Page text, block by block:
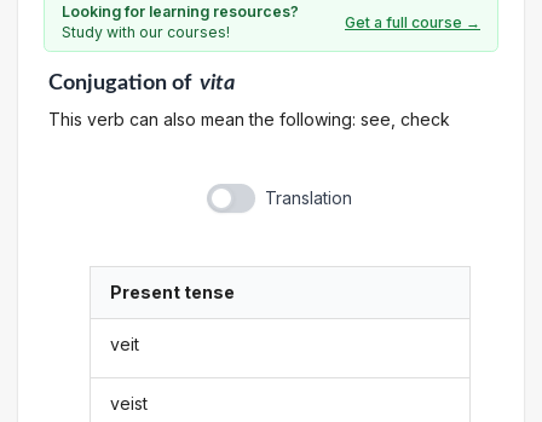
Looking for learning resources?
Study with our courses!
Get a full course →
Conjugationof vita
This verb can also mean the following: see, check
Translation
Present tense
veit
veist